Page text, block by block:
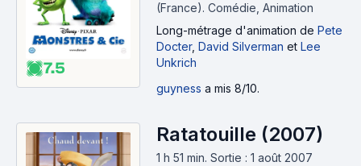
7.5
(France). Comédie, Animation
Long-métrage d'animation de Pete
Docter, David Silverman et Lee
Unkrich
guyness a mis 8/10.
Ratatouille (2007)
1 h 51 min. Sortie : 1 août 2007